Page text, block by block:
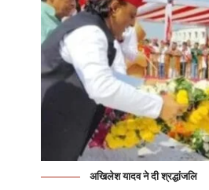
अखिलेश यादव ने दी श्रद्धांजलि